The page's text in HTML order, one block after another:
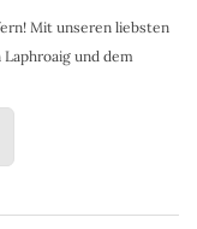
Mit unseren liebsten
und dem